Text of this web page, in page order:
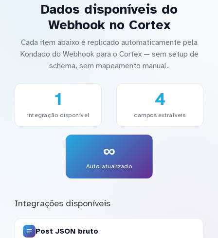
Dados disponíveis do
Webhook no Cortex
Cada item abaixo é replicado automaticamente pela
Kondado do Webhook para o Cortex — sem setup de
schema, sem mapeamento manual.
1
integração disponível
4
campos extraíveis
∞
Auto-atualizado
Integrações disponíveis
Post JSON bruto